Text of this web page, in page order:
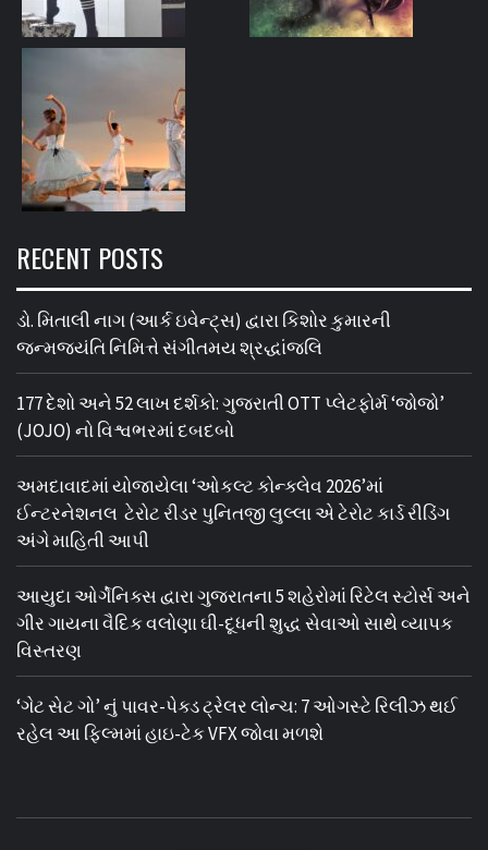
RECENT POSTS
ડો. મિતાલી નાગ (આર્ક ઇવેન્ટ્સ) દ્વારા કિશોર કુમારની
જન્મજયંતિ નિમિત્તે સંગીતમય શ્રદ્ધાંજલિ
177 દેશો અને 52 લાખ દર્શકો: ગુજરાતી OTT પ્લેટફોર્મ ‘જોજો’
(JOJO) નો વિશ્વભરમાં દબદબો
અમદાવાદમાં યોજાયેલા ‘ઓકલ્ટ કોન્ક્લેવ 2026’માં
ઈન્ટરનેશનલ ટેરોટ રીડર પુનિતજી લુલ્લા એ ટેરોટ કાર્ડ રીડિંગ
અંગે માહિતી આપી
આયુદા ઓર્ગેનિક્સ દ્વારા ગુજરાતના 5 શહેરોમાં રિટેલ સ્ટોર્સ અને
ગીર ગાયના વૈદિક વલોણા ઘી-દૂધની શુદ્ધ સેવાઓ સાથે વ્યાપક
વિસ્તરણ
‘ગેટ સેટ ગો’ નું પાવર-પેક્ડ ટ્રેલર લોન્ચ: 7 ઓગસ્ટે રિલીઝ થઈ
રહેલ આ ફિલ્મમાં હાઇ-ટેક VFX જોવા મળશે